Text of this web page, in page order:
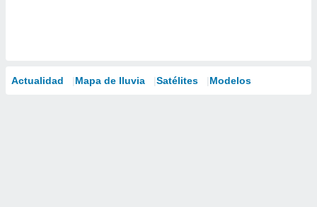
Actualidad Mapa de lluvia Satélites Modelos